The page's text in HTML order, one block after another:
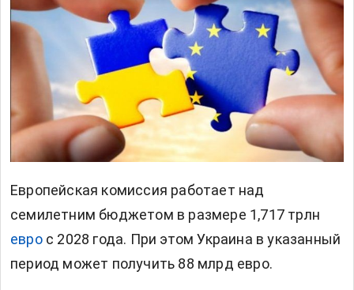
Европейская комиссия работает над
семилетним бюджетом в размере 1,717 трлн
еврос 2028 года. При этом Украина в указанный
период может получить 88 млрд евро.